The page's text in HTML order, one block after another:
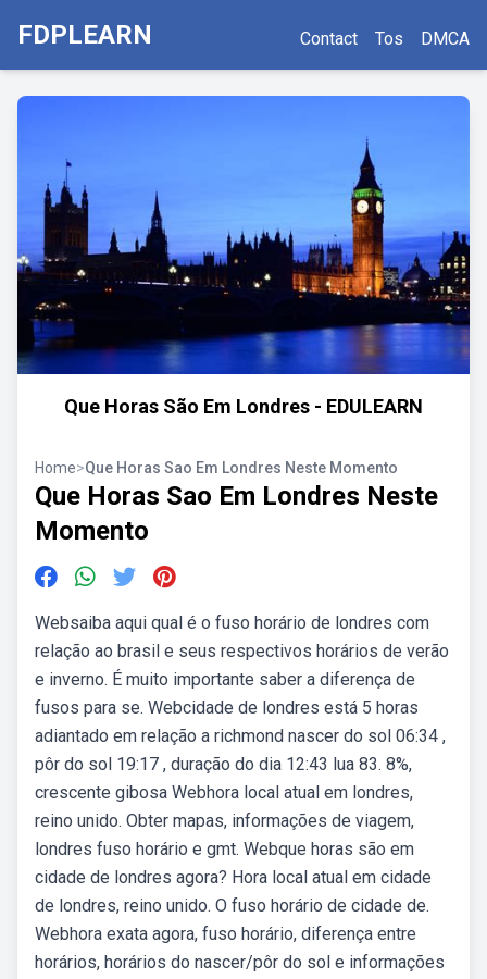
FDPLEARN Contact Tos DMCA
Que Horas São Em Londres - EDULEARN
Home>Que Horas Sao Em Londres Neste Momento
Que Horas Sao Em Londres Neste
Momento
Websaiba aqui qual é o fuso horário de londres com
relação ao brasil e seus respectivos horários de verão
e inverno. É muito importante saber a diferença de
fusos para se. Webcidade de londres está 5 horas
adiantado em relação a richmond nascer do sol 06:34 ,
pôr do sol 19:17 , duração do dia 12:43 lua 83. 8%,
crescente gibosa Webhora local atual em londres,
reino unido. Obter mapas, informações de viagem,
londres fuso horário e gmt. Webque horas são em
cidade de londres agora? Hora local atual em cidade
de londres, reino unido. O fuso horário de cidade de.
Webhora exata agora, fuso horário, diferença entre
horários, horários do nascer/pôr do sol e informações